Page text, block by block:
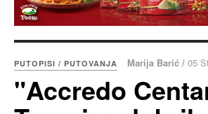
PUTOPISI / PUTOVANJA Marija Barić / 05
"Accredo